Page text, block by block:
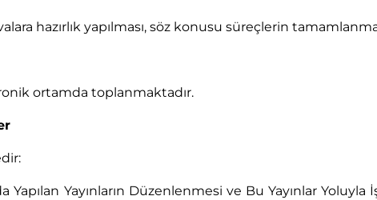
hazırlık yapılması, söz konusu süreçlerin
ortamda toplanmaktadır.
Yapılan Yayınların Düzenlenmesi ve Bu Yayınlar Yoluyla